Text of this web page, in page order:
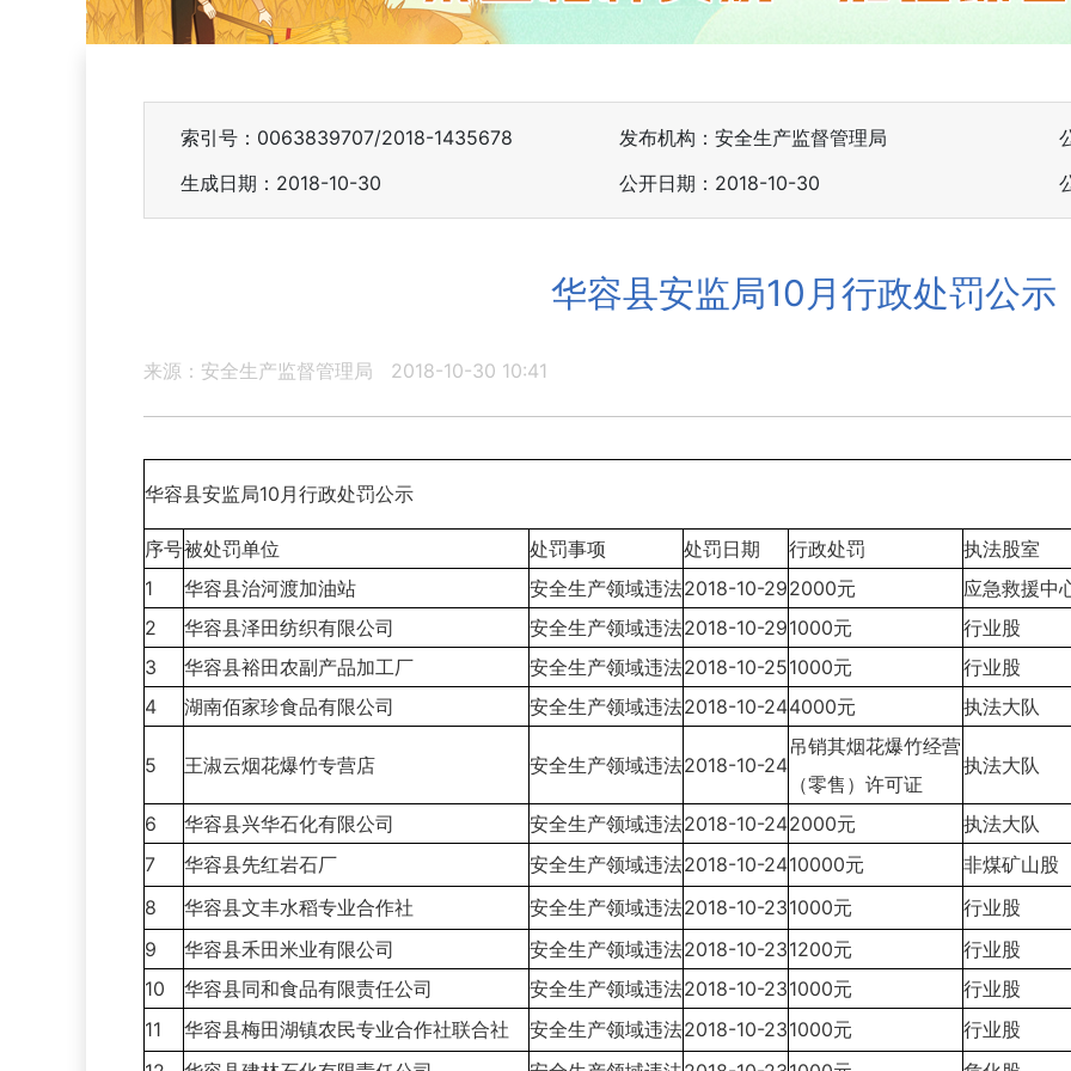
索引号：0063839707/2018-1435678 发布机构：安全生产监督管理局
生成日期：2018-10-30
公开日期：2018-10-30
华容县安监局10月行政处罚公示
来源：安全生产监督管理局 2018-10-30 10:41
华容县安监局10月行政处罚公示
序号被处罚单位 处罚事项 处罚日期 行政处罚
执法股室
1
华容县治河渡加油站 安全生产领域违法2018-10-292000元
应急救援中
2
华容县泽田纺织有限公司 安全生产领域违法2018-10-291000元
行业股
3
华容县裕田农副产品加工厂 安全生产领域违法2018-10-251000元
行业股
4
湖南佰家珍食品有限公司 安全生产领域违法2018-10-244000元 执法大队
5 王淑云烟花爆竹专营店 安全生产领域违法2018-10-24
吊销其烟花爆竹经营
（零售）许可证
执法大队
6 华容县兴华石化有限公司 安全生产领域违法2018-10-242000元
执法大队
7
华容县先红岩石厂 安全生产领域违法2018-10-2410000元
非煤矿山股
8
华容县文丰水稻专业合作社 安全生产领域违法2018-10-231000元
行业股
9
华容县禾田米业有限公司 安全生产领域违法2018-10-231200元
行业股
10
华容县同和食品有限责任公司 安全生产领域违法2018-10-231000元
行业股
11
华容县梅田湖镇农民专业合作社联合社 安全生产领域违法2018-10-231000元
行业股